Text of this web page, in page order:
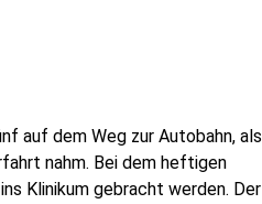
auf dem Weg zur Autobahn, als
nahm. Bei dem heftigen
Klinikum gebracht werden. Der